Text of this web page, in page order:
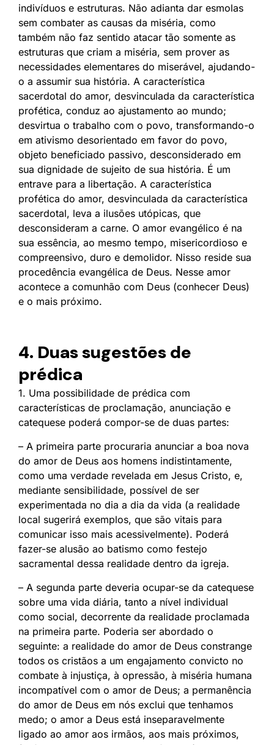
indivíduos e estruturas. Não adianta dar esmolas
sem combater as causas da miséria, como
também não faz sentido atacar tão somente as
estruturas que criam a miséria, sem prover as
necessidades elementares do miserável, ajudando-
o a assumir sua história. A característica
sacerdotal do amor, desvinculada da característica
profética, conduz ao ajustamento ao mundo;
desvirtua o trabalho com o povo, transformando-o
em ativismo desorientado em favor do povo,
objeto beneficiado passivo, desconsiderado em
sua dignidade de sujeito de sua história. É um
entrave para a libertação. A característica
profética do amor, desvinculada da característica
sacerdotal, leva a ilusões utópicas, que
desconsideram a carne. O amor evangélico é na
sua essência, ao mesmo tempo, misericordioso e
compreensivo, duro e demolidor. Nisso reside sua
procedência evangélica de Deus. Nesse amor
acontece a comunhão com Deus (conhecer Deus)
e o mais próximo.
4. Duas sugestões de
prédica
1. Uma possibilidade de prédica com
características de proclamação, anunciação e
catequese poderá compor-se de duas partes:
– A primeira parte procuraria anunciar a boa nova
do amor de Deus aos homens indistintamente,
como uma verdade revelada em Jesus Cristo, e,
mediante sensibilidade, possível de ser
experimentada no dia a dia da vida (a realidade
local sugerirá exemplos, que são vitais para
comunicar isso mais acessivelmente). Poderá
fazer-se alusão ao batismo como festejo
sacramental dessa realidade dentro da igreja.
– A segunda parte deveria ocupar-se da catequese
sobre uma vida diária, tanto a nível individual
como social, decorrente da realidade proclamada
na primeira parte. Poderia ser abordado o
seguinte: a realidade do amor de Deus constrange
todos os cristãos a um engajamento convicto no
combate à injustiça, à opressão, à miséria humana
incompatível com o amor de Deus; a permanência
do amor de Deus em nós exclui que tenhamos
medo; o amor a Deus está inseparavelmente
ligado ao amor aos irmãos, aos mais próximos,